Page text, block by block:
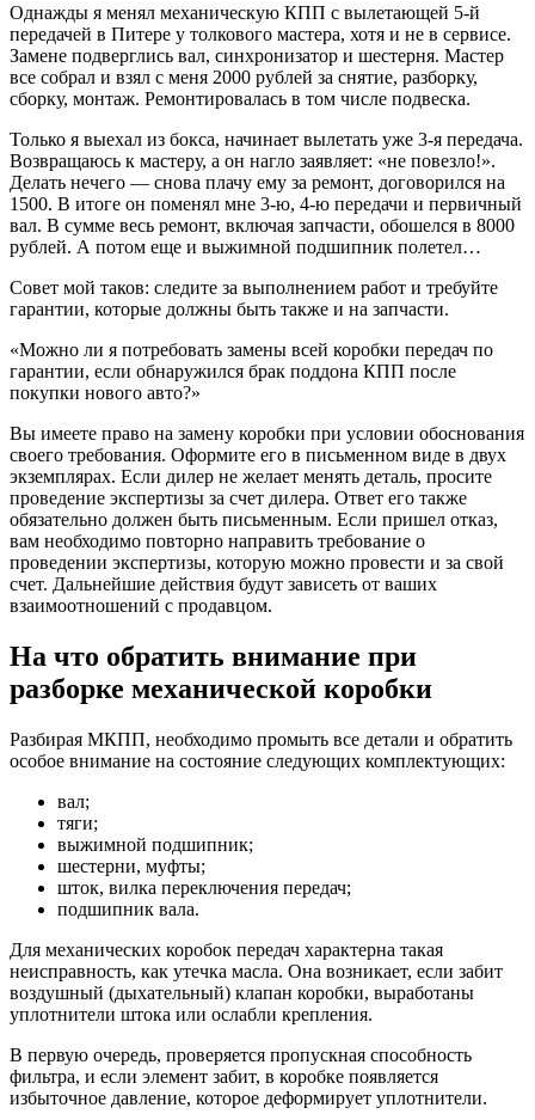
Однажды я менял механическую КПП с вылетающей 5-й
передачей в Питере у толкового мастера, хотя и не в сервисе.
Замене подверглись вал, синхронизатор и шестерня. Мастер
все собрал и взял с меня 2000 рублей за снятие, разборку,
сборку, монтаж. Ремонтировалась в том числе подвеска.
Только я выехал из бокса, начинает вылетать уже 3-я передача.
Возвращаюсь к мастеру, а он нагло заявляет: «не повезло!».
Делать нечего — снова плачу ему за ремонт, договорился на
1500. В итоге он поменял мне 3-ю, 4-ю передачи и первичный
вал. В сумме весь ремонт, включая запчасти, обошелся в 8000
рублей. А потом еще и выжимной подшипник полетел…
Совет мой таков: следите за выполнением работ и требуйте
гарантии, которые должны быть также и на запчасти.
«Можно ли я потребовать замены всей коробки передач по
гарантии, если обнаружился брак поддона КПП после
покупки нового авто?»
Вы имеете право на замену коробки при условии обоснования
своего требования. Оформите его в письменном виде в двух
экземплярах. Если дилер не желает менять деталь, просите
проведение экспертизы за счет дилера. Ответ его также
обязательно должен быть письменным. Если пришел отказ,
вам необходимо повторно направить требование о
проведении экспертизы, которую можно провести и за свой
счет. Дальнейшие действия будут зависеть от ваших
взаимоотношений с продавцом.
На что обратить внимание при
разборке механической коробки
Разбирая МКПП, необходимо промыть все детали и обратить
особое внимание на состояние следующих комплектующих:
вал;
тяги;
выжимной подшипник;
шестерни, муфты;
шток, вилка переключения передач;
подшипник вала.
Для механических коробок передач характерна такая
неисправность, как утечка масла. Она возникает, если забит
воздушный (дыхательный) клапан коробки, выработаны
уплотнители штока или ослабли крепления.
В первую очередь, проверяется пропускная способность
фильтра, и если элемент забит, в коробке появляется
избыточное давление, которое деформирует уплотнители.